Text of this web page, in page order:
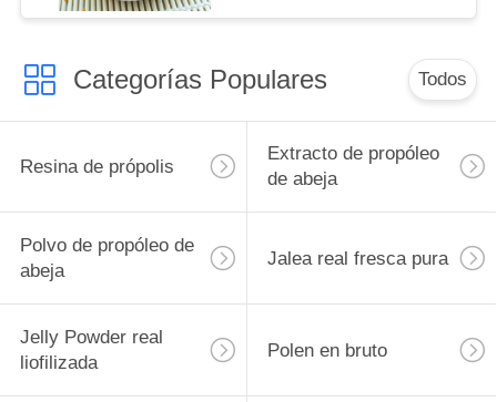
Categorías Populares Todos
Resina de própolis
Extracto de propóleo
de abeja
Polvo de propóleo de
abeja
Jalea real fresca pura
Jelly Powder real
liofilizada
Polen en bruto